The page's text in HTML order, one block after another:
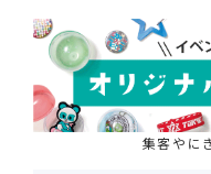
集客やに